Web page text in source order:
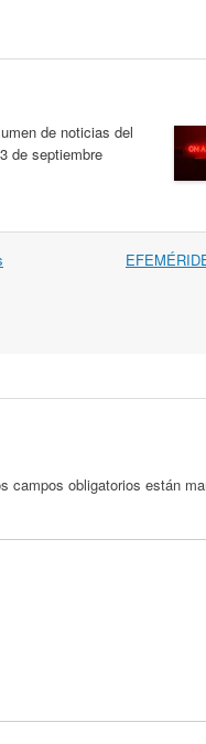
de noticias del
de septiembre
campos obligatorios están